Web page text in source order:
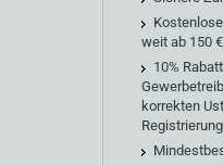
weit ab 150
10%
korrekten
Registrierung